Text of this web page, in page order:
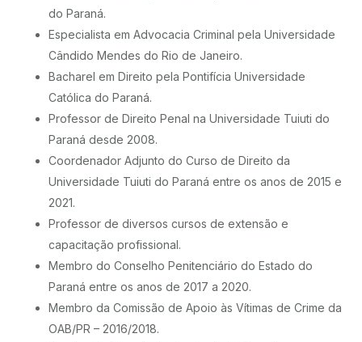
do Paraná.
Especialista em Advocacia Criminal pela Universidade
Cândido Mendes do Rio de Janeiro.
Bacharel em Direito pela Pontifícia Universidade
Católica do Paraná.
Professor de Direito Penal na Universidade Tuiuti do
Paraná desde 2008.
Coordenador Adjunto do Curso de Direito da
Universidade Tuiuti do Paraná entre os anos de 2015 e
2021.
Professor de diversos cursos de extensão e
capacitação profissional.
Membro do Conselho Penitenciário do Estado do
Paraná entre os anos de 2017 a 2020.
Membro da Comissão de Apoio às Vítimas de Crime da
OAB/PR – 2016/2018.